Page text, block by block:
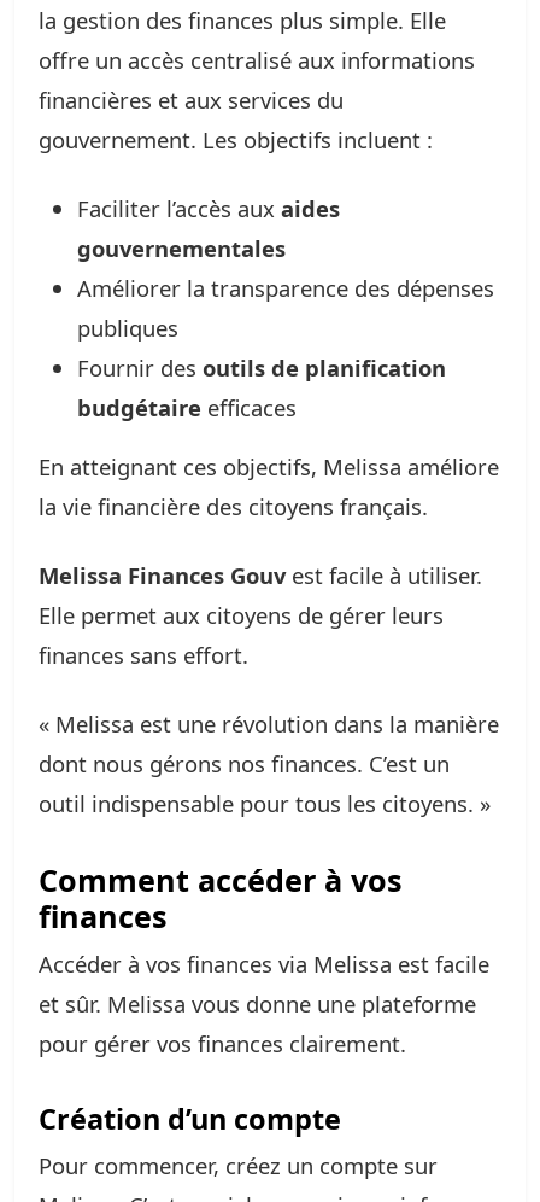
la gestion des finances plus simple. Elle
offre un accès centralisé aux informations
financières et aux services du
gouvernement. Les objectifs incluent :
Faciliter l’accès aux aides
gouvernementales
Améliorer la transparence des dépenses
publiques
Fournir des outils de planification
budgétaire efficaces
En atteignant ces objectifs, Melissa améliore
la vie financière des citoyens français.
Melissa Finances Gouvest facile à utiliser.
Elle permet aux citoyens de gérer leurs
finances sans effort.
« Melissa est une révolution dans la manière
dont nous gérons nos finances. C’est un
outil indispensable pour tous les citoyens. »
Comment accéder à vos
finances
Accéder à vos finances via Melissa est facile
et sûr. Melissa vous donne une plateforme
pour gérer vos finances clairement.
Création d’un compte
Pour commencer, créez un compte sur